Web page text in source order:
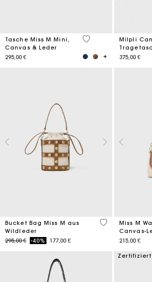
Tasche Miss M Mini,
Canvas & Leder
295,00 €
4,2 out of 5 Customer
Milpli
375,00 €
Bucket Bag Miss M aus
Wildleder
Price reduced from
295,00 €to-40% 177,00 €
5 out of 5Miss M
Canvas-
215,00 €